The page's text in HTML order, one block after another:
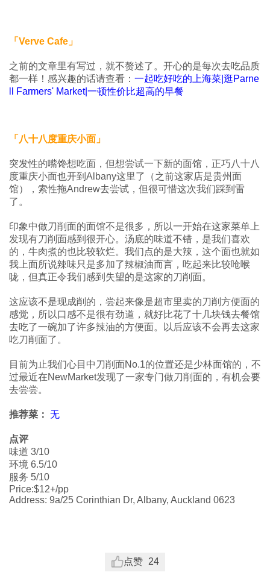
「Verve Cafe」
之前的文章里有写过，就不赘述了。开心的是每次去吃品质
都一样！感兴趣的话请查看： 一起吃好吃的上海菜|逛Parne
ll Farmers' Market|一顿性价比超高的早餐
「八十八度重庆小面」
突发性的嘴馋想吃面，但想尝试一下新的面馆，正巧八十八
度重庆小面也开到Albany这里了（之前这家店是贵州面
馆），索性拖Andrew去尝试，但很可惜这次我们踩到雷
了。
印象中做刀削面的面馆不是很多，所以一开始在这家菜单上
发现有刀削面感到很开心。汤底的味道不错，是我们喜欢
的，牛肉煮的也比较软烂。我们点的是大辣，这个面也就如
我上面所说辣味只是多加了辣椒油而言，吃起来比较呛喉
咙，但真正令我们感到失望的是这家的刀削面。
这应该不是现成削的，尝起来像是超市里卖的刀削方便面的
感觉，所以口感不是很有劲道，就好比花了十几块钱去餐馆
去吃了一碗加了许多辣油的方便面。以后应该不会再去这家
吃刀削面了。
目前为止我们心目中刀削面No.1的位置还是少林面馆的，不
过最近在NewMarket发现了一家专门做刀削面的，有机会要
去尝尝。
推荐菜： 无
点评
味道 3/10
环境 6.5/10
服务 5/10
Price:$12+/pp
Address: 9a/25 Corinthian Dr, Albany, Auckland 0623
点赞 24